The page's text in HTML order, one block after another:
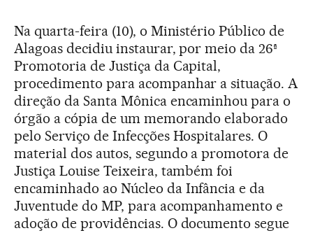
Na quarta-feira (10), o Ministério Público de
Alagoas decidiu instaurar, por meio da 26ª
Promotoria de Justiça da Capital,
procedimento para acompanhar a situação. A
direção da Santa Mônica encaminhou para o
órgão a cópia de um memorando elaborado
pelo Serviço de Infecções Hospitalares. O
material dos autos, segundo a promotora de
Justiça Louise Teixeira, também foi
encaminhado ao Núcleo da Infância e da
Juventude do MP, para acompanhamento e
adoção de providências. O documento segue